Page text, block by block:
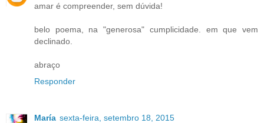
amar é compreender, sem dúvida!
belo poema, na "generosa" cumplicidade. em que vem
declinado.
abraço
Responder
María sexta-feira, setembro 18, 2015